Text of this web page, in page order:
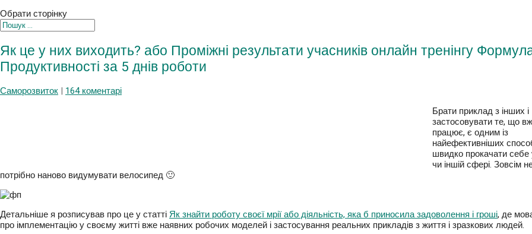
Обрати сторінку
Як це у них виходить? або Проміжні результати учасників онлайн тренінгу
Продуктивності за 5 днів роботи
Саморозвиток |164 коментарі
Брати приклад з інших і
застосовувати те, що
працює, є одним із
найефективніших
швидко прокачати себе
чи іншій сфері. Зовсім не
потрібно наново видумувати велосипед 🙂
Детальніше я розписував про це у статті Як знайти роботу своєї мрії або діяльність, яка б приносила задоволення і гроші, де
йде про імплементацію у своєму житті вже наявних робочих моделей і застосування реальних прикладів з життя і зразкових